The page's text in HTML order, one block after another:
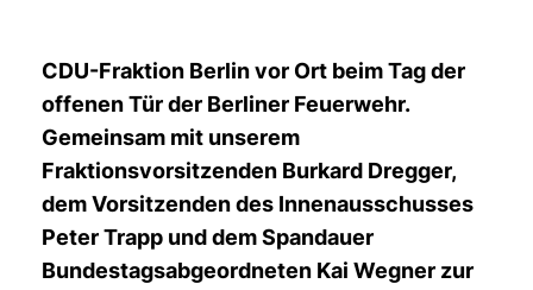
CDU-Fraktion Berlin vor Ort beim Tag der
offenen Tür der Berliner Feuerwehr.
Gemeinsam mit unserem
Fraktionsvorsitzenden Burkard Dregger,
dem Vorsitzenden des Innenausschusses
Peter Trapp und dem Spandauer
Bundestagsabgeordneten Kai Wegner zur